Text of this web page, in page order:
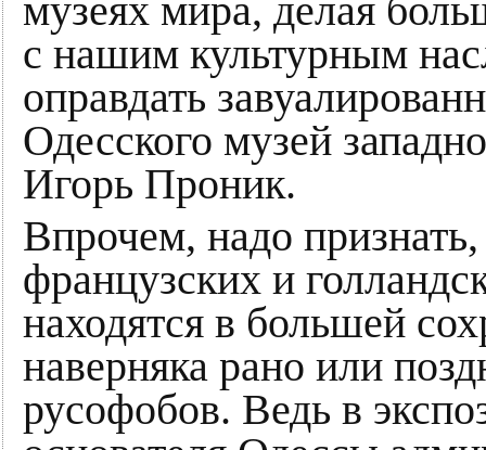
музеях мира, делая
с нашим культурным
оправдать
Одесского музей
Игорь Проник.
Впрочем, надо
французских и
находятся в большей
наверняка рано или
русофобов. Ведь в